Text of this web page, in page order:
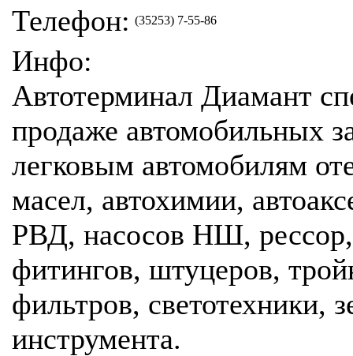
Телефон: (35253) 7-55-86
Инфо:
Автотерминал Диамант
продаже автомобильных
легковым автомобилям
масел, автохимии,
РВД, насосов НШ,
фитингов, штуцеров,
фильтров, светотехники,
инструмента.